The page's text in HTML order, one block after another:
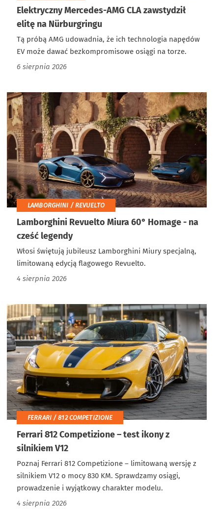
Elektryczny Mercedes-AMG CLA zawstydził
elitę na Nürburgringu
Tą próbą AMG udowadnia, że ich technologia napędów
EV może dawać bezkompromisowe osiągi na torze.
6 sierpnia 2026
LAMBORGHINI / REVUELTO
Lamborghini Revuelto Miura 60° Homage - na
cześć legendy
Włosi świętują jubileusz Lamborghini Miury specjalną,
limitowaną edycją flagowego Revuelto.
4 sierpnia 2026
FERRARI / 812 COMPETIZIONE
Ferrari 812 Competizione – test ikony z
silnikiem V12
Poznaj Ferrari 812 Competizione – limitowaną wersję z
silnikiem V12 o mocy 830 KM. Sprawdzamy osiągi,
prowadzenie i wyjątkowy charakter modelu.
4 sierpnia 2026